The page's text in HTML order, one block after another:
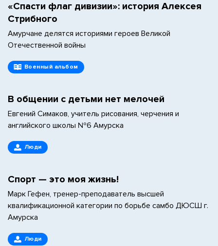
«Спасти флаг дивизии»: история Алексея
Стрибного
Амурчане делятся историями героев Великой
Отечественной войны
Военный альбом
В общении с детьми нет мелочей
Евгений Симаков, учитель рисования, черчения и
английского школы №6 Амурска
Люди
Спорт — это моя жизнь!
Марк Гефен, тренер-преподаватель высшей
квалификационной категории по борьбе самбо ДЮСШ г.
Амурска
Люди